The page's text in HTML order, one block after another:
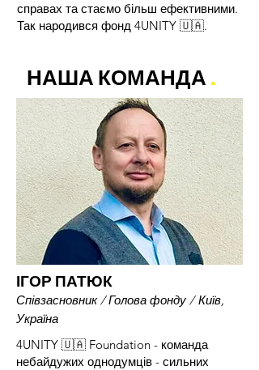
справах та стаємо більш ефективними.
Так народився фонд 4UNITY 🇺🇦.
НАША КОМАНДА.
ІГОР ПАТЮК
Співзасновник / Голова фонду / Київ,
Україна
4UNITY 🇺🇦 Foundation - команда
небайдужих однодумців - сильних